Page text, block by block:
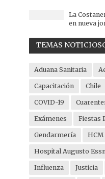
La
en nueva
TEMAS
Aduana Sanitaria
Capacitación Chile
COVID-19
Exámenes Fiestas
Gendarmería HCM
Hospital Augusto
Influenza Justicia